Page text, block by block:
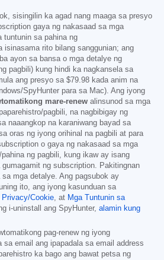
sisingilin ka agad nang maaga sa presyo
gaya ng nakasaad sa mga
tuntunin sa pahina ng
isinasama rito bilang sanggunian; ang
ayon sa bansa o mga detalye ng
pagbili) kung hindi ka nagkansela sa
ang presyo sa $79.98 kada anim na
SpyHunter para sa Mac). Ang iyong
mare-renew alinsunod sa mga
pagbili, na nagbibigay ng
naaangkop na karaniwang bayad sa
oras ng iyong orihinal na pagbili at para
o gaya ng nakasaad sa mga
ng pagbili, kung ikaw ay isang
ng subscription. Pakitingnan
mga detalye. Ang pagsubok ay
ito, ang iyong kasunduan sa
Privacy/Cookie, at Mga Tuntunin sa
i-uninstall ang SpyHunter, alamin kung
pag-renew ng iyong
sa email ang ipapadala sa email address
ka bago ang bawat petsa ng